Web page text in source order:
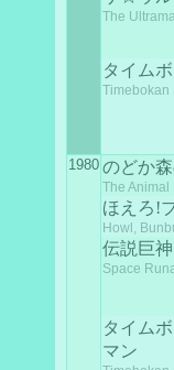
The
タイム
Timebokan
1980 のどか
The Animal
ほえろ!
Howl,
伝説巨
Space
タイム
マン